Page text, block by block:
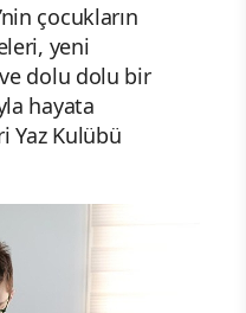
çocukların
yeni
dolu dolu bir
hayata
Yaz Kulübü